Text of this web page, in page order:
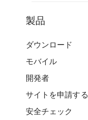
製品
ダウンロード
モバイル
開発者
サイトを申請する
安全チェック